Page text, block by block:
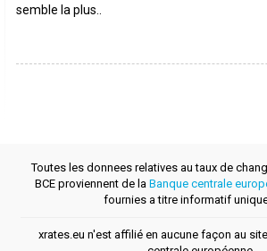
semble la plus..
Toutes les donnees relatives au taux de
BCE proviennent de la Banque centrale
fournies a titre informatif
xrates.eu n'est affilié en aucune façon au